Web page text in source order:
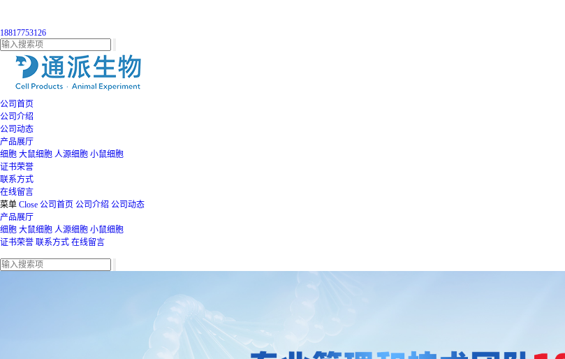
18817753126
公司首页
公司介绍
公司动态
产品展厅
细胞 大鼠细胞 人源细胞 小鼠细胞
证书荣誉
联系方式
在线留言
菜单 Close 公司首页 公司介绍 公司动态
产品展厅
细胞 大鼠细胞 人源细胞 小鼠细胞
证书荣誉 联系方式 在线留言